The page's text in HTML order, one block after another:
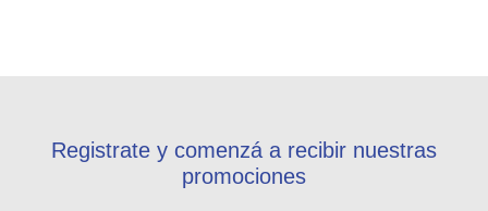
Registrate y comenzá a recibir nuestras
promociones